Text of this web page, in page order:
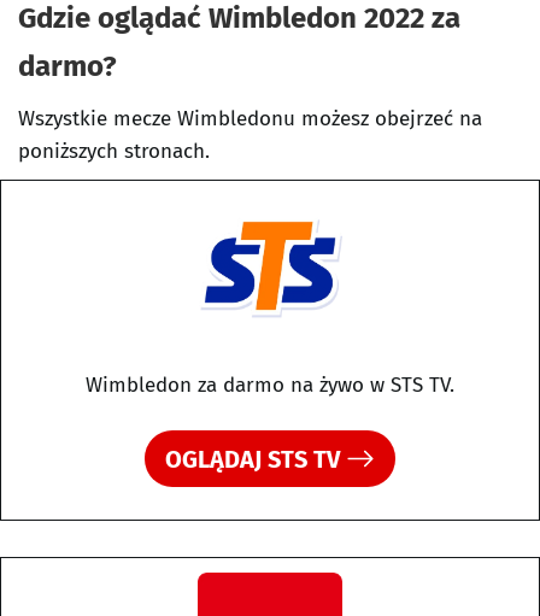
Gdzie oglądać Wimbledon 2022 za
darmo?
Wszystkie mecze Wimbledonu możesz obejrzeć na
poniższych stronach.
Wimbledon za darmo na żywo w STS TV.
OGLĄDAJ STS TV